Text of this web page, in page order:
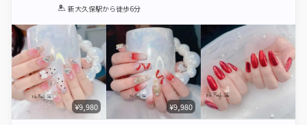
1 2 3 4 5
新大久保駅から徒歩6分
¥9,980 ¥9,980